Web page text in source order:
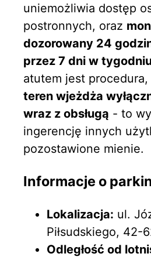
uniemożliwia dostęp
postronnych, oraz
dozorowany 24
przez 7 dni w
atutem jest
teren wjeżdża
wraz z obsługą - to
ingerencję innych
pozostawione mienie.
Informacje o
Lokalizacja: ul.
Piłsudskiego, 42-
Odległość od